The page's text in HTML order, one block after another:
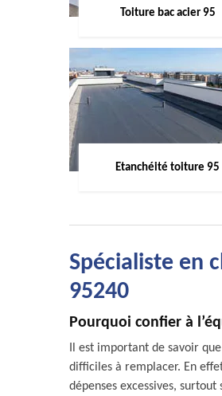
Toiture bac acier 95
Etanchéité toiture 95
Spécialiste en
95240
Pourquoi confier à
Il est important de savoir
difficiles à remplacer. En
dépenses excessives,